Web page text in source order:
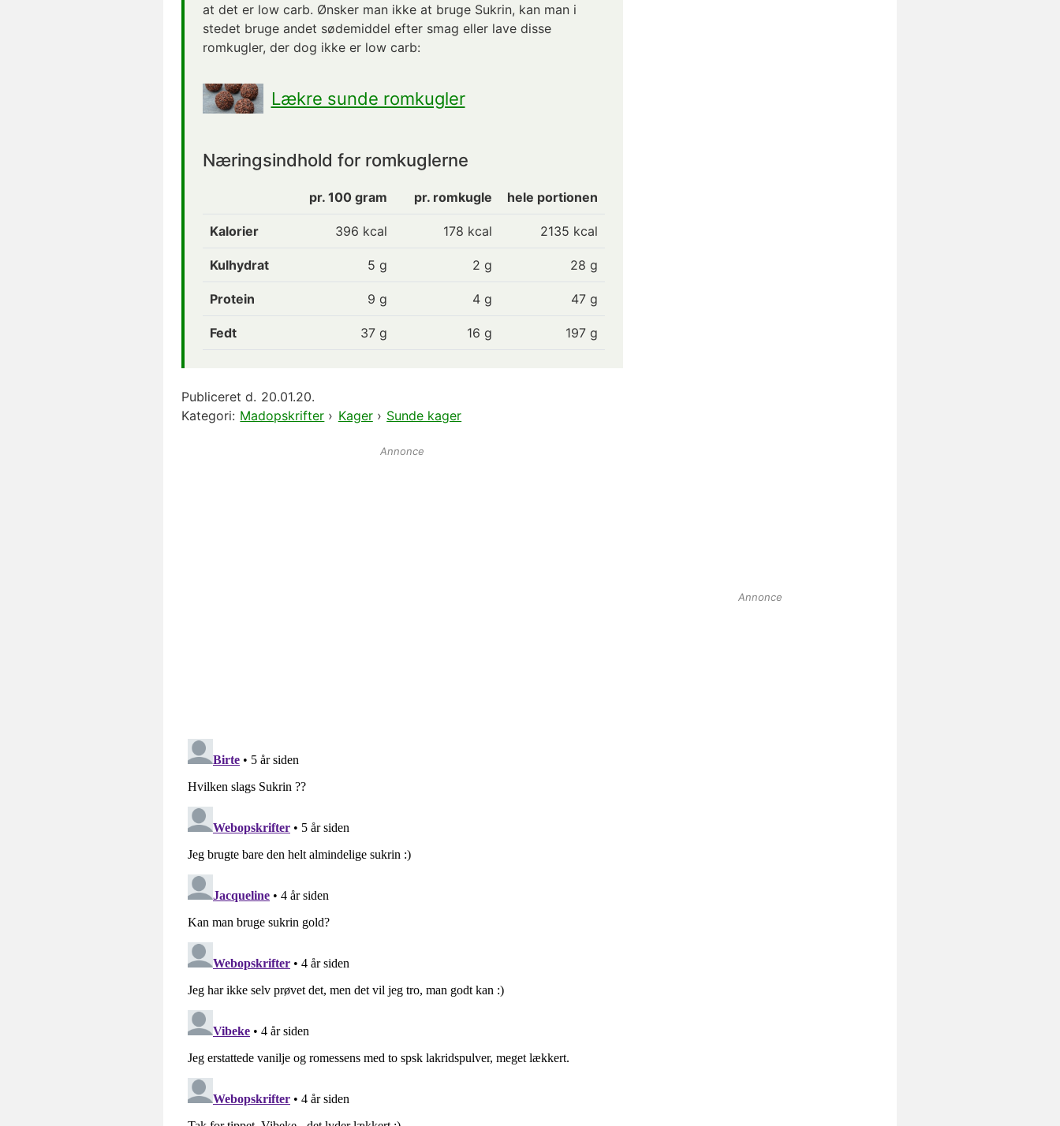
at det er low carb. Ønsker man ikke at bruge Sukrin, kan man i
stedet bruge andet sødemiddel efter smag eller lave disse
romkugler, der dog ikke er low carb:
Lækre sunde romkugler
Næringsindhold for romkuglerne
pr. 100 gram pr. romkugle hele portionen
Kalorier 396 kcal 178 kcal 2135 kcal
Kulhydrat 5 g 2 g 28 g
Protein 9 g 4 g 47 g
Fedt 37 g 16 g 197 g
Publiceret d. 20.01.20.
Kategori: Madopskrifter › Kager› Sunde kager
Annonce
Annonce